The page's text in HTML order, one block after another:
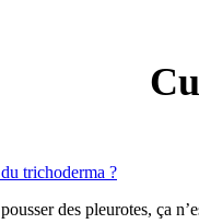
trichoderma ?
des pleurotes, ça